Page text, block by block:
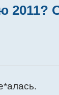
2011?